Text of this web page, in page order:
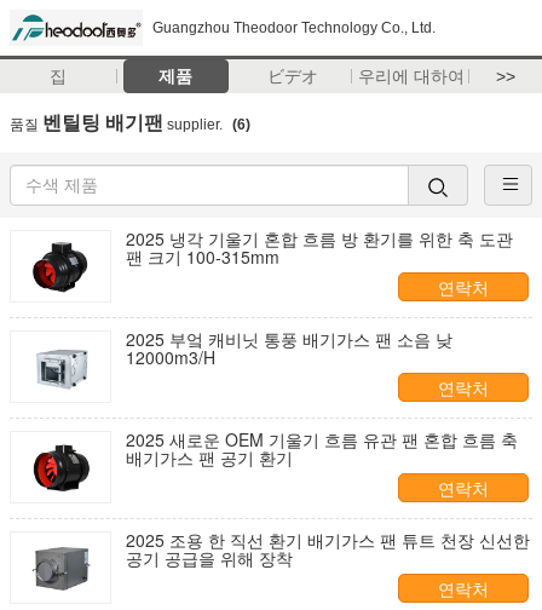
Guangzhou Theodoor Technology Co., Ltd.
집 제품 ビデオ 우리에 대하여 >>
품질 벤틸팅 배기팬 supplier. (6)
2025 냉각 기울기 혼합 흐름 방 환기를 위한 축 도관
팬 크기 100-315mm
연락처
2025 부엌 캐비닛 통풍 배기가스 팬 소음 낮
12000m3/H
연락처
2025 새로운 OEM 기울기 흐름 유관 팬 혼합 흐름 축
배기가스 팬 공기 환기
연락처
2025 조용 한 직선 환기 배기가스 팬 튜트 천장 신선한
공기 공급을 위해 장착
연락처